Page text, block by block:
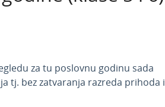
za tu poslovnu godinu sada
tj. bez zatvaranja razreda prihoda i